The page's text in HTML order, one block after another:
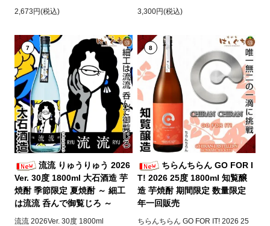
2,673円(税込)
3,300円(税込)
7
流流 りゅうりゅう 2026
Ver. 30度 1800ml 大石酒造 芋
焼酎 季節限定 夏焼酎 ～ 細工
は流流 呑んで御覧じろ ～
流流 2026Ver. 30度 1800ml
8
ちらんちらん GO FOR I
T! 2026 25度 1800ml 知覧醸
造 芋焼酎 期間限定 数量限定
年一回販売
ちらんちらん GO FOR IT! 2026 25